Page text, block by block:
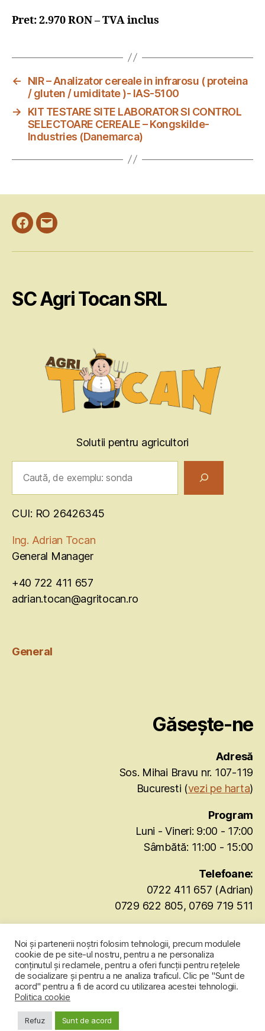
Pret: 2.970 RON – TVA inclus
←
NIR – Analizator cereale in infrarosu ( proteina
/ gluten / umiditate )- IAS-5100
→
KIT TESTARE SITE LABORATOR SI CONTROL
SELECTOARE CEREALE – Kongskilde-
Industries (Danemarca)
Facebook
Email
SC Agri Tocan SRL
Solutii pentru agricultori
CUI: RO 26426345
Ing. Adrian Tocan
General Manager
+40 722 411 657
adrian.tocan@agritocan.ro
General
Găsește-ne
Adresă
Sos. Mihai Bravu nr. 107-119
Bucuresti (vezi pe harta)
Program
Luni - Vineri: 9:00 - 17:00
Sâmbătă: 11:00 - 15:00
Telefoane:
0722 411 657 (Adrian)
0729 622 805, 0769 719 511
© 2026UMIDOMETRU CEREALE
Politică de confidențialitate
Noi și partenerii noștri folosim tehnologii, precum modulele
cookie de pe site-ul nostru, pentru a ne personaliza
conținutul și reclamele, pentru a oferi funcții pentru rețelele
de socializare și pentru a ne analiza traficul. Clic pe "Sunt de
acord" pentru a fi de acord cu utilizarea acestei tehnologii.
Politica cookie
Refuz Sunt de acord